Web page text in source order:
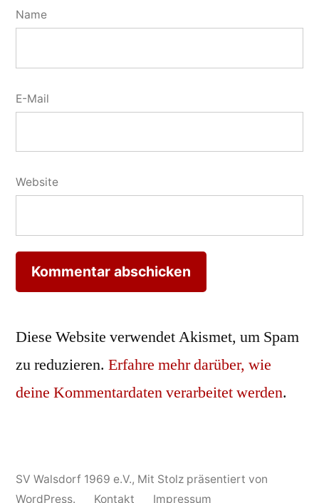
Name
E-Mail
Website
Diese Website verwendet Akismet, um Spam
zu reduzieren. Erfahre mehr darüber, wie
deine Kommentardaten verarbeitet werden.
SV Walsdorf 1969 e.V., Mit Stolz präsentiert von
WordPress.
Kontakt Impressum